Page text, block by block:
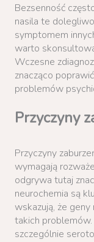
Bezsenność
nasila te
symptomem
warto
Wczesne
znacząco
problemów
Przyczyny
Przyczyny
wymagają
odgrywa tutaj
neurochemia są
wskazują, że
takich
szczególnie